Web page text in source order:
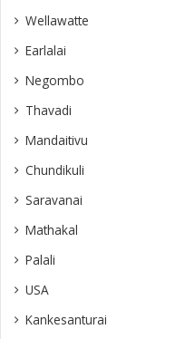
Wellawatte
Earlalai
Negombo
Thavadi
Mandaitivu
Chundikuli
Saravanai
Mathakal
Palali
USA
Kankesanturai